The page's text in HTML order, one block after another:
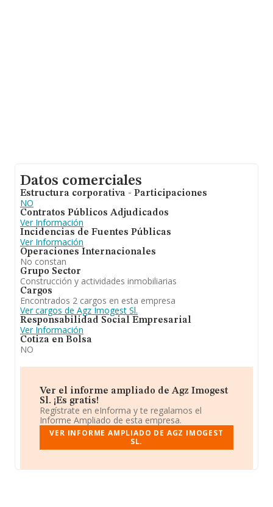
Datos comerciales
Estructura corporativa - Participaciones
NO
Contratos Públicos Adjudicados
Ver Información
Incidencias de Fuentes Públicas
Ver Información
Operaciones Internacionales
No constan
Grupo Sector
Construcción y actividades inmobiliarias
Cargos
Encontrados 2 cargos en esta empresa
Ver cargos de Agz Imogest Sl.
Responsabilidad Social Empresarial
Ver Información
Cotiza en Bolsa
NO
Ver el informe ampliado de Agz Imogest
Sl. ¡Es gratis!
Regístrate en eInforma y te regalamos el
Informe Ampliado de esta empresa.
VER INFORME AMPLIADO DE AGZ IMOGEST
SL.